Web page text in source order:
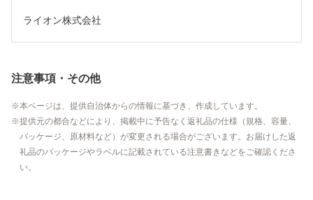
ライオン株式会社
注意事項・その他
本ページは、提供自治体からの情報に基づき、作成しています。
提供元の都合などにより、掲載中に予告なく返礼品の仕様（規格、容量、
パッケージ、原材料など）が変更される場合がございます。お届けした返
礼品のパッケージやラベルに記載されている注意書きなどをご確認くださ
い。